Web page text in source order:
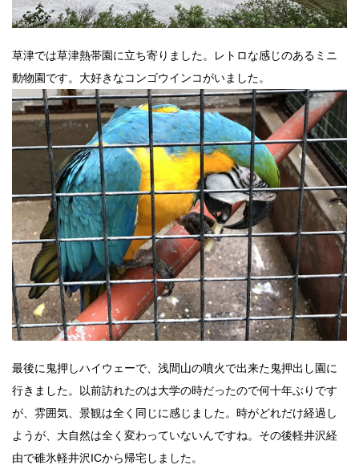
草津では草津熱帯園に立ち寄りました。レトロな感じのあるミニ
動物園です。大好きなコンゴウインコがいました。
最後に鬼押しハイウェーで、浅間山の噴火で出来た鬼押出し園に
行きました。以前訪れたのは大学の時だったので何十年ぶりです
が、雰囲気、景観は全く同じに感じました。時がどれだけ経過し
ようが、大自然は全く変わっていないんですね。その後軽井沢経
由で碓氷軽井沢ICから帰宅しました。